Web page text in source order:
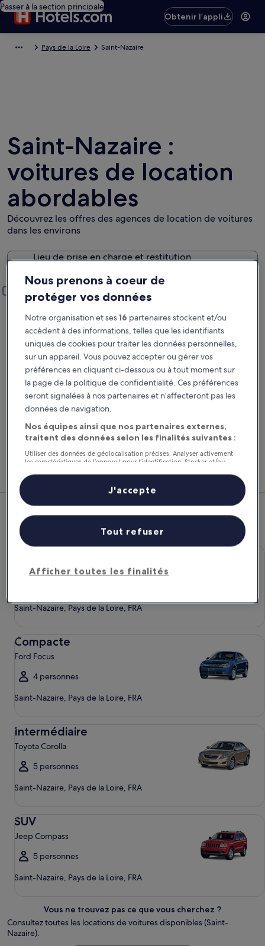
Passer à la section principale
Obtenir l’appli
Pays de la Loire Saint-Nazaire
Saint-Nazaire :
voitures de location
abordables
Découvrez les offres des agences de location de voitures
dans les environs
Lieu de prise en charge et restitution
Lieu de prise en charge et restitution
Ajouter un lieu de restitution différent
21 août
22 août
Prise en charge
Restitution
J’ai un code de réduction
Rechercher
Comparez les fournisseurs et regroupez vol,
hôtel et location de voiture pour économiser au
maximum.
Saint-Nazaire : nos meilleures
offres de voitures
Économique
Chevrolet Spark
Saint-Nazaire, Pays de la Loire, FRA
Économique Chevrolet Spark
Compacte
Ford Focus
4 personnes
Saint-Nazaire, Pays de la Loire, FRA
Intermédiaire
Toyota Corolla
5 personnes
Saint-Nazaire, Pays de la Loire, FRA
SUV
Jeep Compass
5 personnes
Saint-Nazaire, Pays de la Loire, FRA
Vous ne trouvez pas ce que vous cherchez ?
Consultez toutes les locations de voitures disponibles (Saint-
Nazaire).
Nous prenons à coeur de
protéger vos données
Notre organisation et ses16 partenaires stockent et/ou
accèdent à des informations, telles que les identifiants
uniques de cookies pour traiter les données personnelles,
sur un appareil. Vous pouvez accepter ou gérer vos
préférences en cliquant ci-dessous ou à tout moment sur
la page de la politique de confidentialité. Ces préférences
seront signalées à nos partenaires et n’affecteront pas les
données de navigation.
Nos équipes ainsi que nos partenaires externes,
traitent des données selon les finalités suivantes :
Utiliser des données de géolocalisation précises. Analyser activement
les caractéristiques de l’appareil pour l’identification. Stocker et/ou
personnalisés, mesure de performance des publicités et du contenu,
études d’audience et développement de services.
Liste de nos partenaires (fournisseurs)
Afficher toutes les finalités
Tout refuser
J'accepte